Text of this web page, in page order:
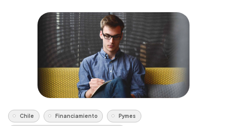
Chile Financiamiento Pymes